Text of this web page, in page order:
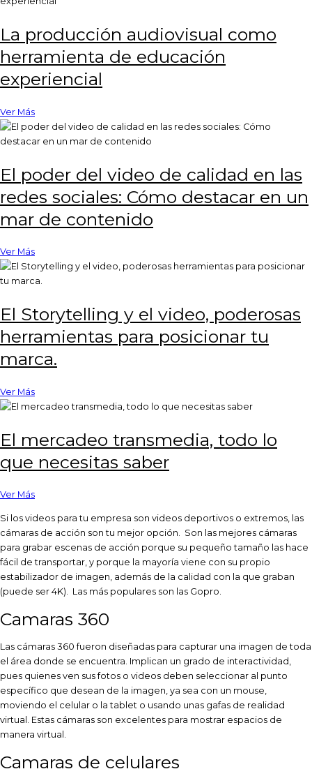
La producción audiovisual como
herramienta de educación
experiencial
Ver Más
El poder del video de calidad en las
redes sociales: Cómo destacar en un
mar de contenido
Ver Más
El Storytelling y el video, poderosas
herramientas para posicionar tu
marca.
Ver Más
El mercadeo transmedia, todo lo
que necesitas saber
Ver Más
Si los videos para tu empresa son videos deportivos o extremos, las
cámaras de acción son tu mejor opción. Son las mejores cámaras
para grabar escenas de acción porque su pequeño tamaño las hace
fácil de transportar, y porque la mayoría viene con su propio
estabilizador de imagen, además de la calidad con la que graban
(puede ser 4K). Las más populares son las Gopro.
Camaras 360
Las cámaras 360 fueron diseñadas para capturar una imagen de toda
el área donde se encuentra. Implican un grado de interactividad,
pues quienes ven sus fotos o videos deben seleccionar al punto
específico que desean de la imagen, ya sea con un mouse,
moviendo el celular o la tablet o usando unas gafas de realidad
virtual. Estas cámaras son excelentes para mostrar espacios de
manera virtual.
Camaras de celulares